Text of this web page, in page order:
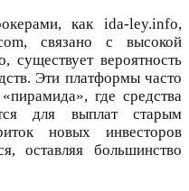
как ida-ley.info,
связано с высокой
существует вероятность
Эти платформы часто
где средства
для выплат старым
новых инвесторов
оставляя большинство